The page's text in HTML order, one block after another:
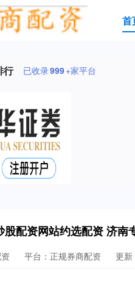
首
行 已收录999+家平台
股配资网站约选配资 济南
平台：正规券商配资 更